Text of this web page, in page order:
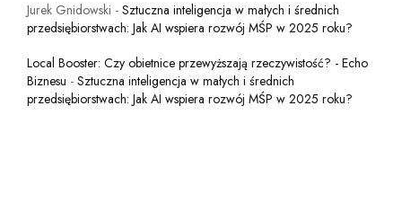
Jurek Gnidowski - Sztuczna inteligencja w małych i średnich
przedsiębiorstwach: Jak AI wspiera rozwój MŚP w 2025 roku?
Local Booster: Czy obietnice przewyższają rzeczywistość? - Echo
Biznesu - Sztuczna inteligencja w małych i średnich
przedsiębiorstwach: Jak AI wspiera rozwój MŚP w 2025 roku?